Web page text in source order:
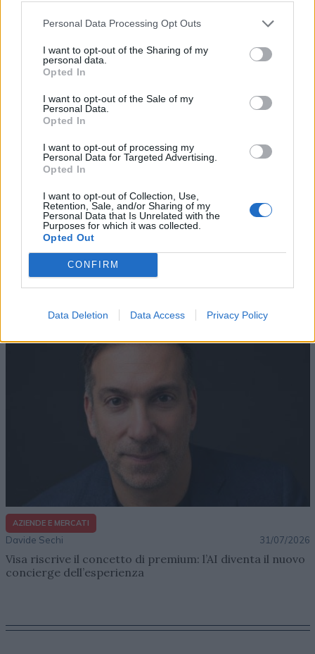
Personal Data Processing Opt Outs
I want to opt-out of the Sharing of my
personal data.
Opted In
I want to opt-out of the Sale of my
Personal Data.
Opted In
I want to opt-out of processing my
Personal Data for Targeted Advertising.
Opted In
I want to opt-out of Collection, Use,
Retention, Sale, and/or Sharing of my
Personal Data that Is Unrelated with the
Purposes for which it was collected.
Opted Out
CONFIRM
Data Deletion Data Access Privacy Policy
Altri articoli che potrebbero piacerti
AZIENDE E MERCATI
Davide Sechi
Dal lusso circolare all’intelligenza artificiale: come
Lenush Saf costruisce un ecosistema tra creatività,
AZIENDE E MERCATI
Davide Sechi 31/07/2026
Visa riscrive il concetto di premium: l’AI diventa il nuovo
concierge dell’esperienza